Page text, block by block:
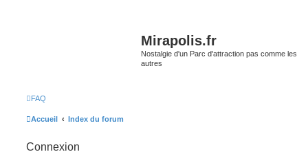
Mirapolis.fr
Nostalgie d'un Parc d'attraction pas comme les
autres
FAQ
Accueil Index du forum
Connexion